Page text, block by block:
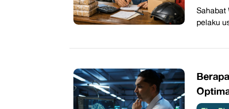
Sahabat
pelaku